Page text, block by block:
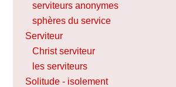
serviteurs anonymes
sphères du service
Serviteur
Christ serviteur
les serviteurs
Solitude - isolement